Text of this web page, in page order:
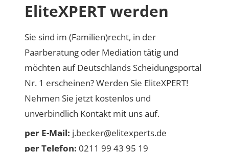
EliteXPERT werden
Sie sind im (Familien)recht, in der
Paarberatung oder Mediation tätig und
möchten auf Deutschlands Scheidungsportal
Nr. 1 erscheinen? Werden Sie EliteXPERT!
Nehmen Sie jetzt kostenlos und
unverbindlich Kontakt mit uns auf.
per E-Mail: j.becker@elitexperts.de
per Telefon: 0211 99 43 95 19